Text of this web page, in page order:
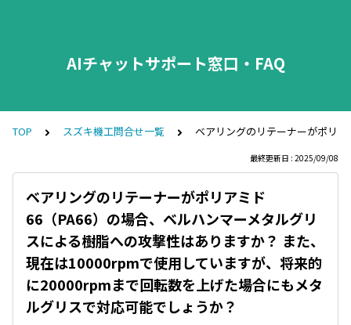
AIチャットサポート窓口・FAQ
TOP スズキ機工問合せ一覧 ベアリングのリテーナーがポリ
最終更新日 : 2025/09/08
ベアリングのリテーナーがポリアミド
66（PA66）の場合、ベルハンマーメタルグリ
スによる樹脂への攻撃性はありますか？ また、
現在は10000rpmで使用していますが、将来的
に20000rpmまで回転数を上げた場合にもメタ
ルグリスで対応可能でしょうか？